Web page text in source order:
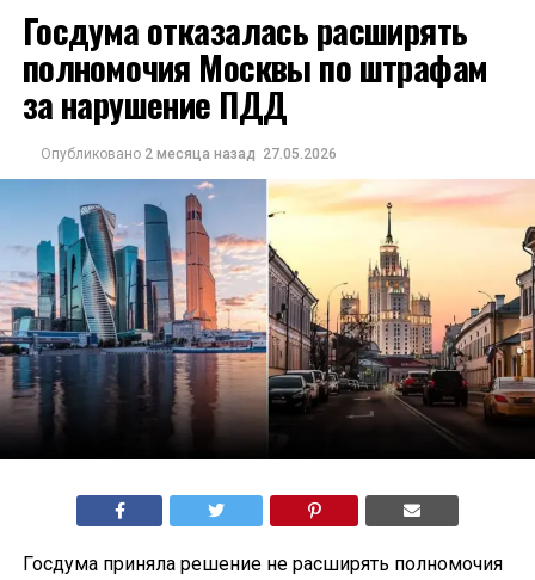
Госдума отказалась расширять
полномочия Москвы по штрафам
за нарушение ПДД
Опубликовано 2 месяца назад 27.05.2026
Госдума приняла решение не расширять полномочия